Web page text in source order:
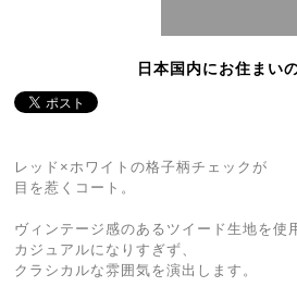
日本国内にお住まい
レッド×ホワイトの格子柄チェックが
目を惹くコート。
ヴィンテージ感のあるツイード生地を使
カジュアルになりすぎず、
クラシカルな雰囲気を演出します。